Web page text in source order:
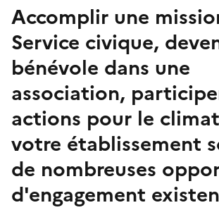
Accomplir une
Service civique,
bénévole dans une
association,
actions pour le
votre établissement
de nombreuses
d'engagement